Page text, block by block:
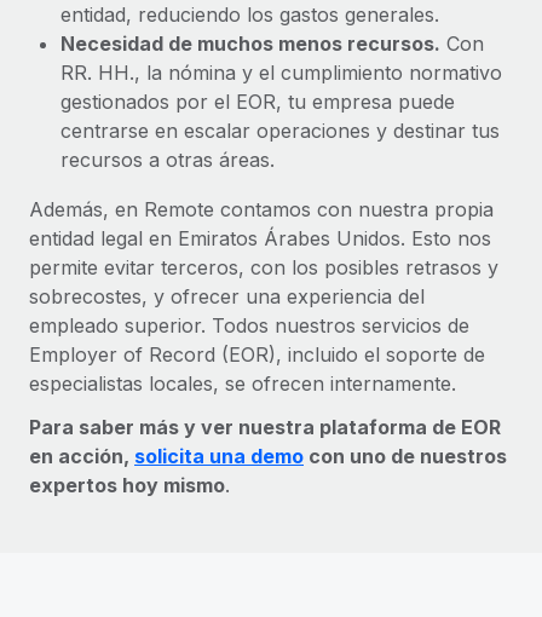
entidad, reduciendo los gastos generales.
Necesidad de muchos menos recursos. Con
RR. HH., la nómina y el cumplimiento normativo
gestionados por el EOR, tu empresa puede
centrarse en escalar operaciones y destinar tus
recursos a otras áreas.
Además, en Remote contamos con nuestra propia
entidad legal en Emiratos Árabes Unidos. Esto nos
permite evitar terceros, con los posibles retrasos y
sobrecostes, y ofrecer una experiencia del
empleado superior. Todos nuestros servicios de
Employer of Record (EOR), incluido el soporte de
especialistas locales, se ofrecen internamente.
Para saber más y ver nuestra plataforma de EOR
en acción, solicita una demo con uno de nuestros
expertos hoy mismo.